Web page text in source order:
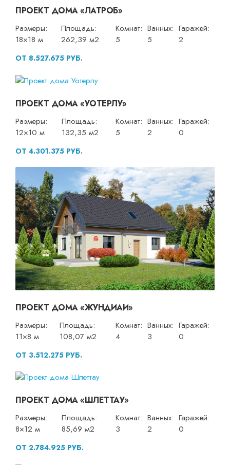
ПРОЕКТ ДОМА «ЛАТРОБ»
Размеры:
18×18 м
Площадь:
262,39 м2
Комнат:
5
Ванных:
5
Гаражей:
2
ОТ 8.527.675 РУБ.
ПРОЕКТ ДОМА «УОТЕРЛУ»
Размеры:
12×10 м
Площадь:
132,35 м2
Комнат:
5
Ванных:
2
Гаражей:
0
ОТ 4.301.375 РУБ.
ПРОЕКТ ДОМА «ЖУНДИАИ»
Размеры:
11×8 м
Площадь:
108,07 м2
Комнат:
4
Ванных:
3
Гаражей:
0
ОТ 3.512.275 РУБ.
ПРОЕКТ ДОМА «ШЛЕТТАУ»
Размеры:
8×12 м
Площадь:
85,69 м2
Комнат:
3
Ванных:
2
Гаражей:
0
ОТ 2.784.925 РУБ.